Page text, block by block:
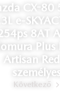
Következő
CX-80
e-
254ps 8AT
Plus
Artisan Red